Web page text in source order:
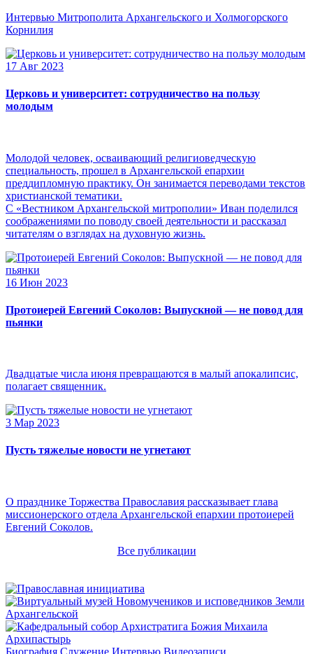
Интервью Митрополита Архангельского и Холмогорского
Корнилия
17 Авг 2023
Церковь и университет: сотрудничество на пользу
молодым
Молодой человек, осваивающий религиоведческую
специальность, прошел в Архангельской епархии
преддипломную практику. Он занимается переводами текстов
христианской тематики.
С «Вестником Архангельской митрополии» Иван поделился
соображениями по поводу своей деятельности и рассказал
читателям о взглядах на духовную жизнь.
16 Июн 2023
Протоиерей Евгений Соколов: Выпускной — не повод для
пьянки
Двадцатые числа июня превращаются в малый апокалипсис,
полагает священник.
3 Мар 2023
Пусть тяжелые новости не угнетают
О празднике Торжества Православия рассказывает глава
миссионерского отдела Архангельской епархии протоиерей
Евгений Соколов.
Все публикации
Архипастырь
Биография Служение Интервью Видеозаписи